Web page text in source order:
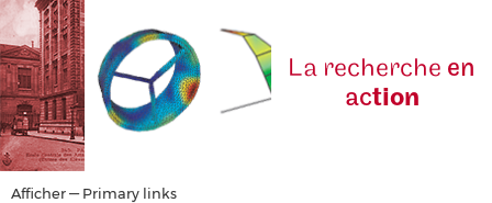
La recherche en
action
Primary
Afficher — Primary links